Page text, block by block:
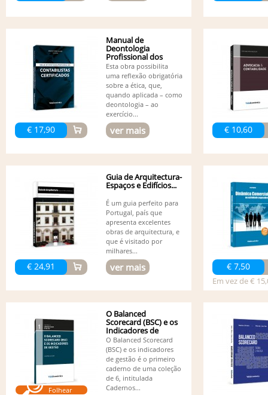
€ 17,90
Manual de
Deontologia
Profissional dos
Contabilistas...
Esta obra possibilita
uma reflexão obrigatória
sobre a ética, que,
quando aplicada – como
deontologia – ao
exercício...
ver mais € 10,60
€ 24,91
Guia de Arquitectura-
Espaços e Edifícios...
É um guia perfeito para
Portugal, país que
apresenta excelentes
obras de arquitectura, e
que é visitado por
milhares...
ver mais € 7,50
Em vez de €
Folhear
O Balanced
Scorecard (BSC) e os
Indicadores de
Gestão
O Balanced Scorecard
(BSC) e os indicadores
de gestão é o primeiro
caderno de uma coleção
de 6, intitulada
Cadernos...